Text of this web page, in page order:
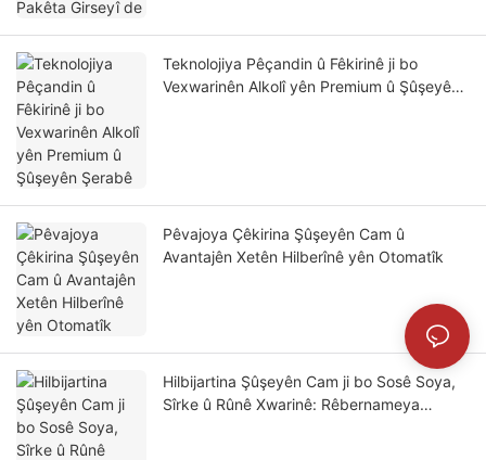
Teknolojiya Pêçandin û Fêkirinê ji bo
Vexwarinên Alkolî yên Premium û Şûşeyên
Pêvajoya Çêkirina Şûşeyên Cam û
Avantajên Xetên Hilberînê yên Otomatîk
Hilbijartina Şûşeyên Cam ji bo Sosê Soya,
Sîrke û Rûnê Xwarinê: Rêbernameya